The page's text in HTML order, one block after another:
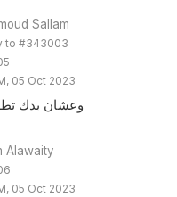
Sallam
to #343003
05 Oct 2023
وعشان بدك
Alawaity
05 Oct 2023